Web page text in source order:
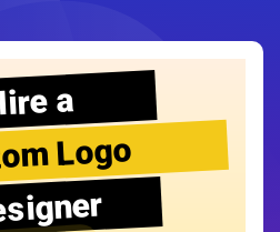
a
Logo